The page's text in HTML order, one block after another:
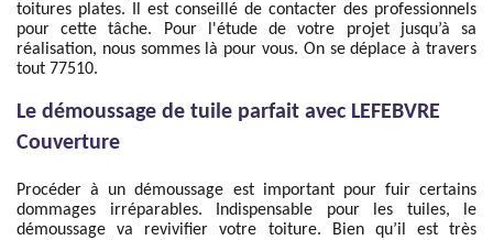
toitures plates. Il est conseillé de contacter des professionnels
pour cette tâche. Pour l'étude de votre projet jusqu’à sa
réalisation, nous sommes là pour vous. On se déplace à travers
tout 77510.
Le démoussage de tuile parfait avec LEFEBVRE
Couverture
Procéder à un démoussage est important pour fuir certains
dommages irréparables. Indispensable pour les tuiles, le
démoussage va revivifier votre toiture. Bien qu’il est très